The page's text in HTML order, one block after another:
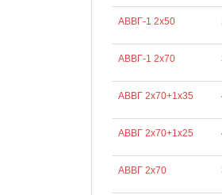
АВВГ-1 2х50
АВВГ-1 2х70
АВВГ 2х70+1х35
АВВГ 2х70+1х25
АВВГ 2х70